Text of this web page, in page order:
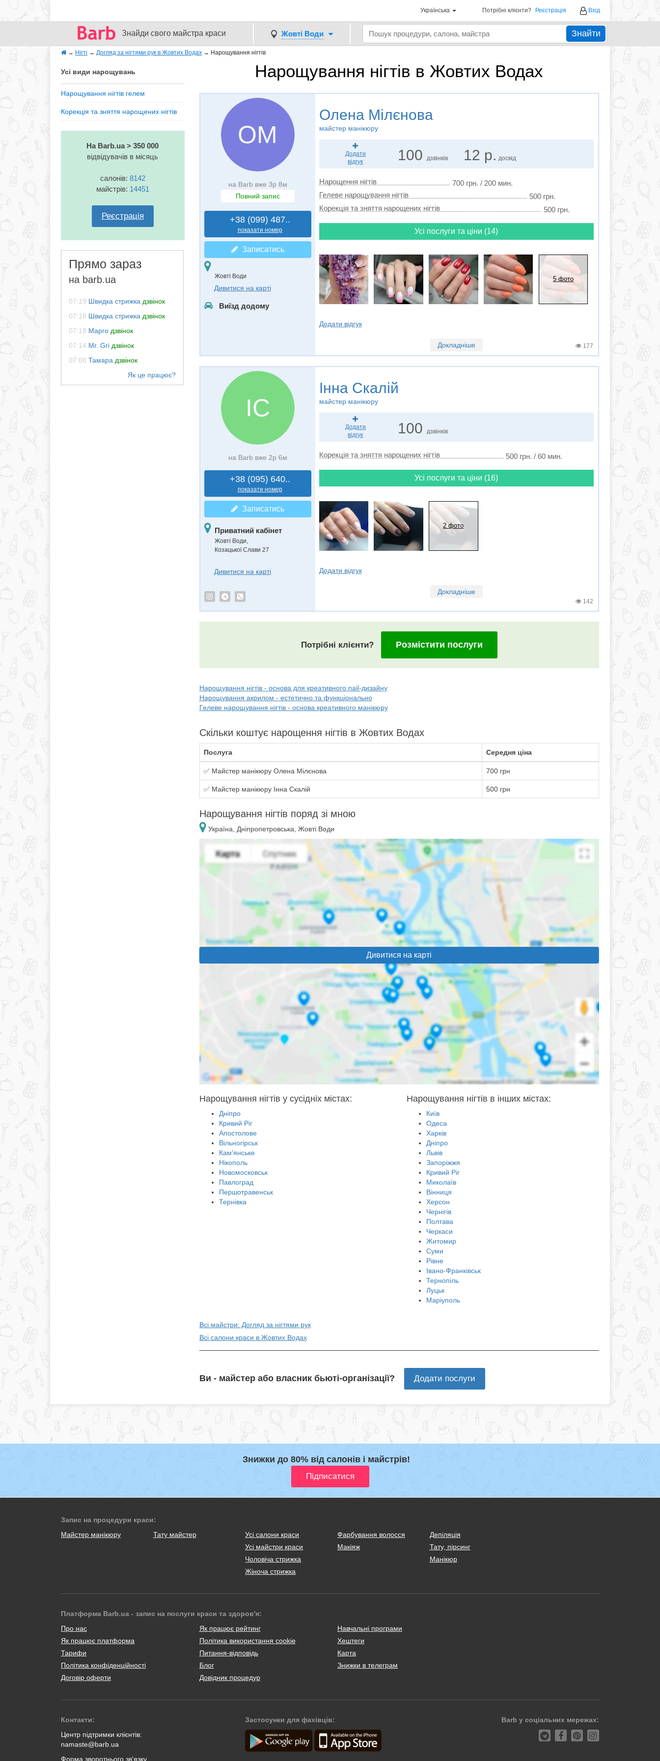
Українська Потрібні клієнти? Реєстрація Вхід
Знайди свого майстра краси Жовті Води Знайти
→ Нігті → Догляд за нігтями рук в Жовтих Водах → Нарощування нігтів
Нарощування нігтів в Жовтих Водах
Усі види нарощувань
Нарощування нігтів гелем
Корекція та зняття нарощених нігтів
На Barb.ua > 350 000
відвідувачів в місяць
салонів: 8142
майстрів: 14451
Реєстрація
Прямо зараз
на barb.ua
07:19 Швидка стрижка дзвінок
07:18 Швидка стрижка дзвінок
07:18 Марго дзвінок
07:14 Mr. Gri дзвінок
07:08 Тамара дзвінок
ОМ
на Barb вже 3р 8м
Повний запис
+38 (099) 487..
показати номер
Записатись
Жовті Води
Дивитися на карті
Виїзд додому
Олена Мілєнова
майстер манікюру
Додати
відгук
100 дзвінків 12 р. досвід
Нарощення нігтів
700 грн. / 200 мин.
Гелеве нарощування нігтів
500 грн.
Корекція та зняття нарощених нігтів
500 грн.
Усі послуги та ціни (14)
5 фото
Додати відгук
Докладніше 177
ІС
на Barb вже 2р 6м
+38 (095) 640..
показати номер
Записатись
Приватний кабінет
Жовті Води,
Козацької Слави 27
Дивитися на карті
Інна Скалій
майстер манікюру
Додати
відгук
100 дзвінків
Корекція та зняття нарощених нігтів 500 грн. / 60 мин.
Усі послуги та ціни (16)
2 фото
Додати відгук
Докладніше
142
Потрібні клієнти? Розмістити послуги
Нарощування нігтів - основа для креативного nail-дизайну
Нарощування акрилом - естетично та функціонально
Гелеве нарощування нігтів - основа креативного манікюру
Скільки коштує нарощення нігтів в Жовтих Водах
Послуга Середня ціна
✅ Майстер манікюру Олена Мілєнова 700 грн
✅ Майстер манікюру Інна Скалій 500 грн
Нарощування нігтів поряд зі мною
Україна, Дніпропетровська, Жовті Води
Дивитися на карті
Нарощування нігтів у сусідніх містах:
Дніпро
Кривий Ріг
Апостолове
Вільногірськ
Кам'янське
Нікополь
Новомосковськ
Павлоград
Першотравенськ
Тернівка
Нарощування нігтів в інших містах:
Київ
Одеса
Харків
Дніпро
Львів
Запоріжжя
Кривий Ріг
Миколаїв
Вінниця
Херсон
Чернігів
Полтава
Черкаси
Житомир
Суми
Рівне
Івано-Франківськ
Тернопіль
Луцьк
Маріуполь
Всі майстри: Догляд за нігтями рук
Всі салони краси в Жовтих Водах
Ви - майстер або власник бьюті-організації? Додати послуги
Знижки до 80% від салонів і майстрів!
Запис на процедури краси:
Майстер манікюру
Тату майстер
Усі салони краси
Усі майстри краси
Чоловіча стрижка
Жіноча стрижка
Фарбування волосся
Макіяж
Депіляція
Тату, пірсинг
Манікюр
Платформа Barb.ua - запис на послуги краси та здоров'я:
Про нас
Як працює платформа
Тарифи
Політика конфіденційності
Договір оферти
Як працює рейтинг
Політика використання cookie
Питання-відповідь
Блог
Довідник процедур
Навчальні програми
Хештеги
Карта
Знижки в телеграм
Контакти:
Центр підтримки клієнтів:
namaste@barb.ua
Форма зворотнього зв'язку
Застосунки для фахівців: Barb у соціальних мережах: